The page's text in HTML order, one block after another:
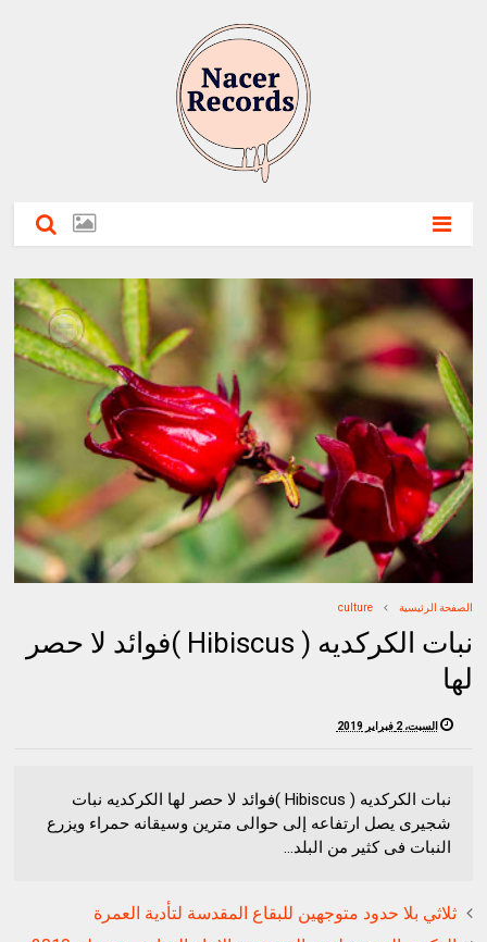
الصفحة الرئيسية culture
نبات الكركديه ( Hibiscus )فوائد لا حصر
لها
السبت، 2 فبراير 2019
نبات الكركديه ( Hibiscus )فوائد لا حصر لها الكركديه نبات
شجيرى يصل ارتفاعه إلى حوالى مترين وسيقانه حمراء ويزرع
النبات فى كثير من البلد...
ثلاثي بلا حدود متوجهين للبقاع المقدسة لتأدية العمرة